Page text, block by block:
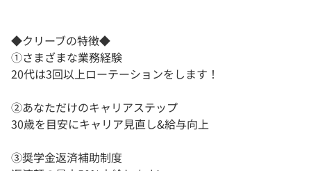
◆クリーブの特徴◆
①さまざまな業務経験
20代は3回以上ローテーションをします！
②あなただけのキャリアステップ
30歳を目安にキャリア見直し&給与向上
③奨学金返済補助制度